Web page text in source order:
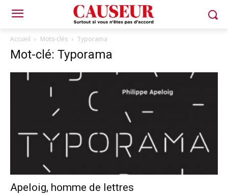
Accueil Mots-clés Typorama
Mot-clé: Typorama
Apeloig, homme de lettres